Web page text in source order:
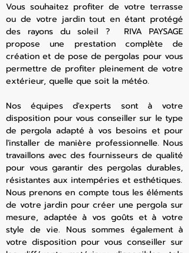
Vous souhaitez profiter de votre terrasse
ou de votre jardin tout en étant protégé
des rayons du soleil ? RIVA PAYSAGE
propose une prestation complète de
création et de pose de pergolas pour vous
permettre de profiter pleinement de votre
extérieur, quelle que soit la météo.
Nos équipes d'experts sont à votre
disposition pour vous conseiller sur le type
de pergola adapté à vos besoins et pour
l'installer de manière professionnelle. Nous
travaillons avec des fournisseurs de qualité
pour vous garantir des pergolas durables,
résistantes aux intempéries et esthétiques.
Nous prenons en compte tous les éléments
de votre jardin pour créer une pergola sur
mesure, adaptée à vos goûts et à votre
style de vie. Nous sommes également à
votre disposition pour vous conseiller sur